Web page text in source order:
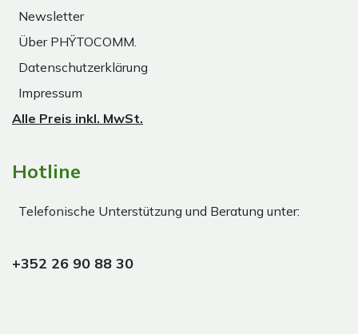
Newsletter
Über PHŸTOCOMM.
Datenschutzerklärung
Impressum
Alle Preis inkl. MwSt.
Hotline
Telefonische Unterstützung und Beratung unter:
+352 26 90 88 30